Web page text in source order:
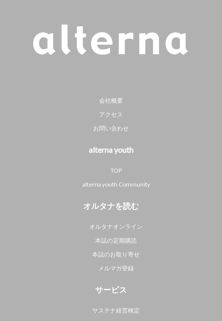
会社概要
アクセス
お問い合わせ
alterna youth
TOP
alterna youth Community
オルタナを読む
オルタナオンライン
本誌の定期購読
本誌のお取り寄せ
メルマガ登録
サービス
サステナ経営検定